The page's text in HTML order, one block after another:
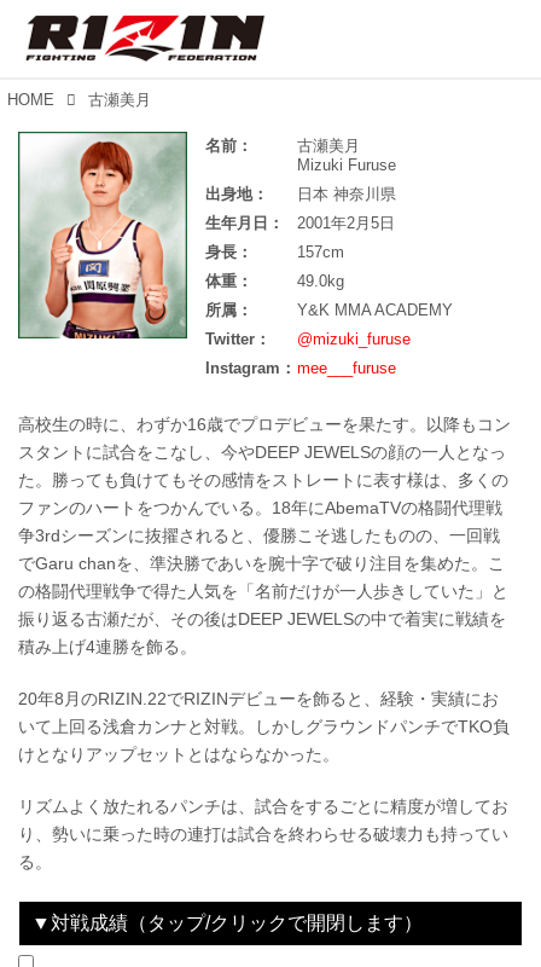
HOME 古瀬美月
名前：
古瀬美月
Mizuki Furuse
出身地：
日本 神奈川県
生年月日：
2001年2月5日
身長：
157cm
体重：
49.0kg
所属：
Y&K MMA ACADEMY
Twitter：
@mizuki_furuse
Instagram： mee___furuse
高校生の時に、わずか16歳でプロデビューを果たす。以降もコン
スタントに試合をこなし、今やDEEP JEWELSの顔の一人となっ
た。勝っても負けてもその感情をストレートに表す様は、多くの
ファンのハートをつかんでいる。18年にAbemaTVの格闘代理戦
争3rdシーズンに抜擢されると、優勝こそ逃したものの、一回戦
でGaru chanを、準決勝であいを腕十字で破り注目を集めた。こ
の格闘代理戦争で得た人気を「名前だけが一人歩きしていた」と
振り返る古瀬だが、その後はDEEP JEWELSの中で着実に戦績を
積み上げ4連勝を飾る。
20年8月のRIZIN.22でRIZINデビューを飾ると、経験・実績にお
いて上回る浅倉カンナと対戦。しかしグラウンドパンチでTKO負
けとなりアップセットとはならなかった。
リズムよく放たれるパンチは、試合をするごとに精度が増してお
り、勢いに乗った時の連打は試合を終わらせる破壊力も持ってい
る。
▼対戦成績（タップ/クリックで開閉します）